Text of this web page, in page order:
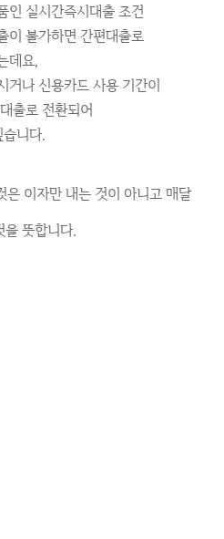
인 실시간즉시대출 조건
이 불가하면 간편대출로
데요,
거나 신용카드 사용 기간이
출로 전환되어
니다.
은 이자만 내는 것이 아니고 매달
을 뜻합니다.